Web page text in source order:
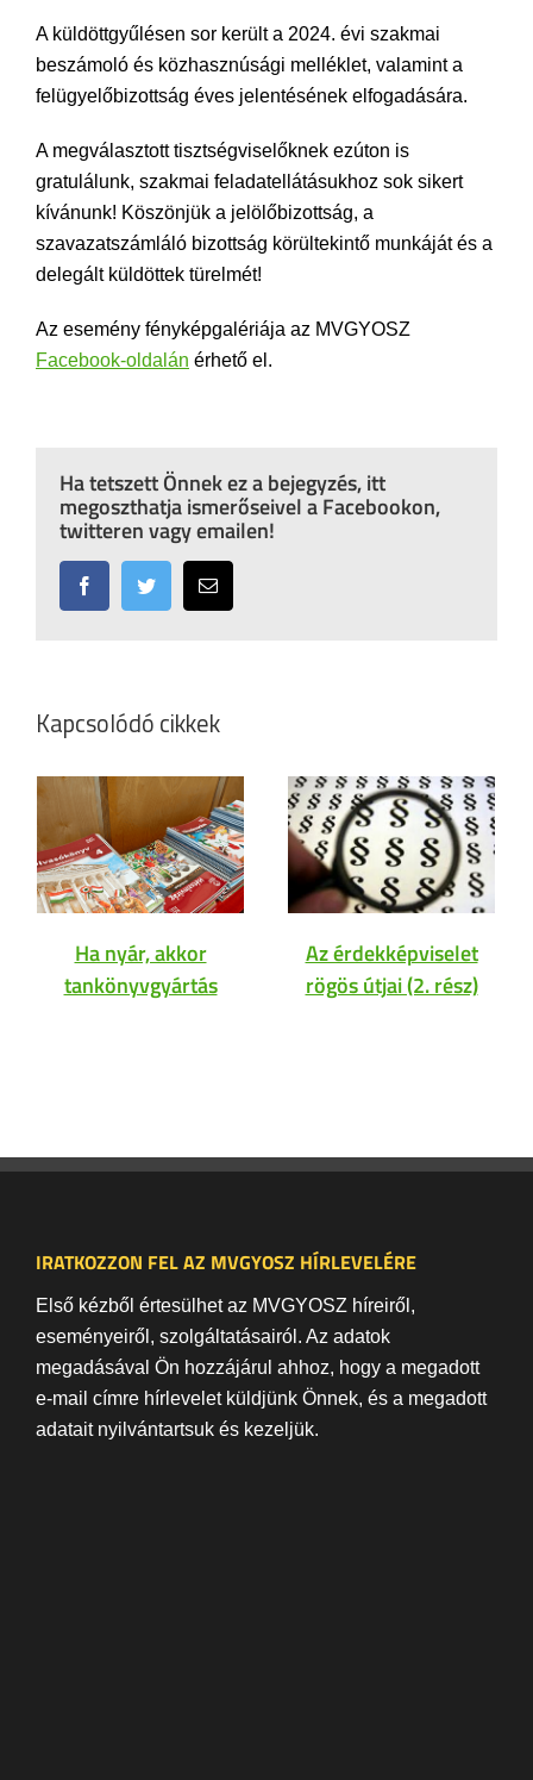
A küldöttgyűlésen sor került a 2024. évi szakmai
beszámoló és közhasznúsági melléklet, valamint a
felügyelőbizottság éves jelentésének elfogadására.
A megválasztott tisztségviselőknek ezúton is
gratulálunk, szakmai feladatellátásukhoz sok sikert
kívánunk! Köszönjük a jelölőbizottság, a
szavazatszámláló bizottság körültekintő munkáját és a
delegált küldöttek türelmét!
Az esemény fényképgalériája az MVGYOSZ
Facebook-oldalán érhető el.
Ha tetszett Önnek ez a bejegyzés, itt
megoszthatja ismerőseivel a Facebookon,
twitteren vagy emailen!
FacebookTwitter Email:
Kapcsolódó cikkek
Ha nyár, akkor
tankönyvgyártás
Az érdekképviselet
rögös útjai (2. rész)
IRATKOZZON FEL AZ MVGYOSZ HÍRLEVELÉRE
Első kézből értesülhet az MVGYOSZ híreiről,
eseményeiről, szolgáltatásairól. Az adatok
megadásával Ön hozzájárul ahhoz, hogy a megadott
e-mail címre hírlevelet küldjünk Önnek, és a megadott
adatait nyilvántartsuk és kezeljük.